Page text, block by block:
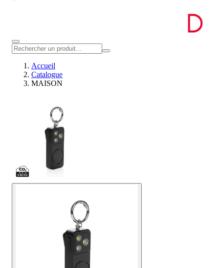
Accueil
Catalogue
MAISON